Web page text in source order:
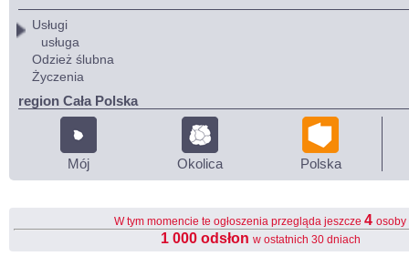
Usługi
usługa
Odzież ślubna
Życzenia
region Cała Polska
Mój Okolica Polska
W tym momencie te ogłoszenia przegląda jeszcze 4 osoby
1 000 odsłon w ostatnich 30 dniach